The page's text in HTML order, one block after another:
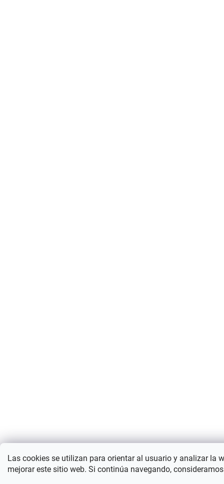
Las cookies se utilizan para orientar al usuario y analizar la
mejorar este sitio web. Si continúa navegando,